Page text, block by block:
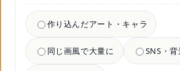
作り込んだアート・キャラ
同じ画風で大量に SNS・